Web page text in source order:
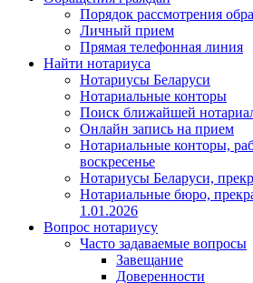
Порядок рассмотрения
Личный прием
Прямая телефонная линия
Найти нотариуса
Нотариусы Беларуси
Нотариальные конторы
Поиск ближайшей
Онлайн запись на прием
Нотариальные конторы,
воскресенье
Нотариусы Беларуси,
Нотариальные бюро,
1.01.2026
Вопрос нотариусу
Часто задаваемые вопросы
Завещание
Доверенности